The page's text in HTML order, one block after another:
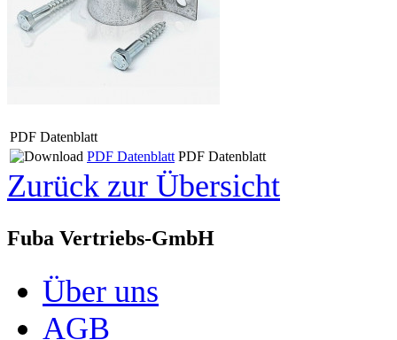
PDF Datenblatt
PDF Datenblatt PDF Datenblatt
Zurück zur Übersicht
Fuba Vertriebs-GmbH
Über uns
AGB